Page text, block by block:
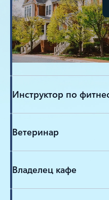
Инструктор по
Ветеринар
Владелец кафе